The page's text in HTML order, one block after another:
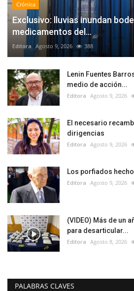
Crónica
Exclusivo: lluvias inundan
medicamentos del...
Editora Agosto 9, 2026 388
Lenin Fuentes
medio de acción...
Editora Agosto 9, 2026
El necesario
dirigencias
Editora Agosto 9, 2026
Los porfiados
Editora Agosto 9, 2026
(VIDEO) Más de un
para desarticular...
Editora Agosto 8, 2026
PALABRAS CLAVES